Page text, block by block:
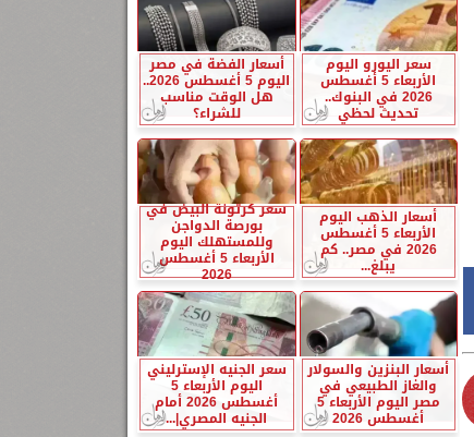
سعر اليورو اليوم
الأربعاء 5 أغسطس
2026 في البنوك..
تحديث لحظي
أسعار الفضة في مصر
اليوم 5 أغسطس 2026..
هل الوقت مناسب
للشراء؟
أسعار الذهب اليوم
الأربعاء 5 أغسطس
2026 في مصر.. كم
يبلغ...
سعر كرتونة البيض في
بورصة الدواجن
وللمستهلك اليوم
الأربعاء 5 أغسطس
2026
أسعار البنزين والسولار
والغاز الطبيعي في
مصر اليوم الأربعاء 5
أغسطس 2026
سعر الجنيه الإسترليني
اليوم الأربعاء 5
أغسطس 2026 أمام
الجنيه المصري|...